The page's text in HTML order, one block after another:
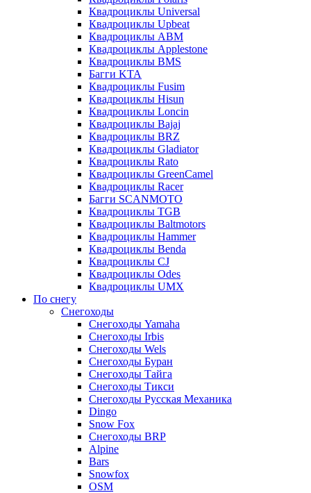
Квадроциклы Universal
Квадроциклы Upbeat
Квадроциклы ABM
Квадроциклы Applestone
Квадроциклы BMS
Багги KTA
Квадроциклы Fusim
Квадроциклы Hisun
Квадроциклы Loncin
Квадроциклы Bajaj
Квадроциклы BRZ
Квадроциклы Gladiator
Квадроциклы Rato
Квадроциклы GreenCamel
Квадроциклы Racer
Багги SCANMOTO
Квадроциклы TGB
Квадроциклы Baltmotors
Квадроциклы Hammer
Квадроциклы Benda
Квадроциклы CJ
Квадроциклы Odes
Квадроциклы UMX
По снегу
Снегоходы
Снегоходы Yamaha
Снегоходы Irbis
Снегоходы Wels
Снегоходы Буран
Снегоходы Тайга
Снегоходы Тикси
Снегоходы Русская Механика
Dingo
Snow Fox
Снегоходы BRP
Alpine
Bars
Snowfox
OSM